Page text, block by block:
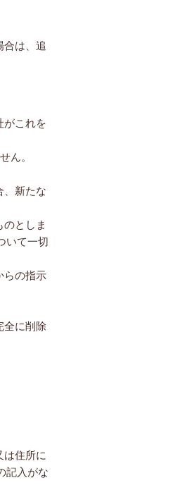
合は、追
がこれを
ん。
、新たな
としま
いて一切
らの指示
全に削除
は住所に
記入がな